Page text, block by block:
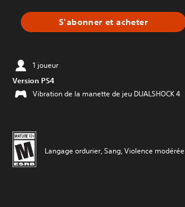
S'abonner et acheter
1 joueur
Version PS4
Vibration de la manette de jeu DUALSHOCK 4
Langage ordurier, Sang, Violence modérée